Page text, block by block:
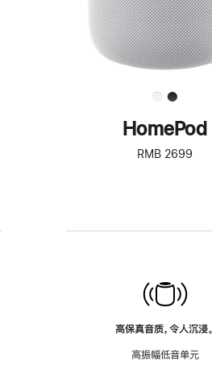
HomePod
RMB 2699
高保真音质，令人沉浸。
高振幅低音单元